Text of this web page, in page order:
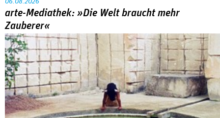
Christopher Nolan – Was bleibt, was nervt
ALLE THEMEN
TIPPS
06.08.2026
arte-Mediathek: »Die Welt braucht mehr
Zauberer«